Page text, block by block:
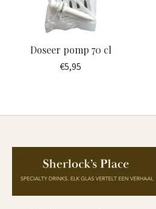
Doseer pomp 70 cl
€5,95